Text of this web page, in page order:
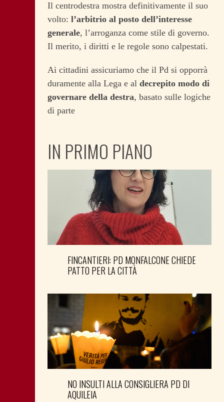
Il centrodestra mostra definitivamente il suo
volto: l’arbitrio al posto dell’interesse
generale, l’arroganza come stile di governo.
Il merito, i diritti e le regole sono calpestati.
Ai cittadini assicuriamo che il Pd si opporrà
duramente alla Lega e al decrepito modo di
governare della destra, basato sulle logiche
di parte
IN PRIMO PIANO
FINCANTIERI: PD MONFALCONE CHIEDE
PATTO PER LA CITTÀ
NO INSULTI ALLA CONSIGLIERA PD DI
AQUILEIA